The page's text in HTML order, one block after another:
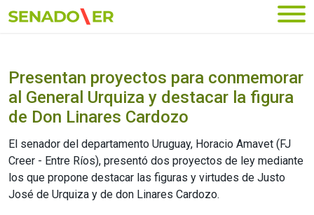
Ir al menú principal
Presentan proyectos para conmemorar
al General Urquiza y destacar la figura
de Don Linares Cardozo
El senador del departamento Uruguay, Horacio Amavet (FJ
Creer - Entre Ríos), presentó dos proyectos de ley mediante
los que propone destacar las figuras y virtudes de Justo
José de Urquiza y de don Linares Cardozo.